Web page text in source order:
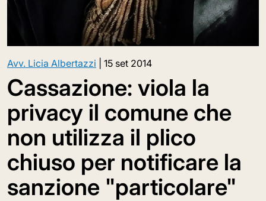
Avv. Licia Albertazzi 15 set 2014
Cassazione: viola la
privacy il comune che
non utilizza il plico
chiuso per notificare la
sanzione "particolare"